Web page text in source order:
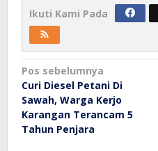
Ikuti Kami Pada
Navigasi
pos
Pos sebelumnya
Curi Diesel Petani Di
Sawah, Warga Kerjo
Karangan Terancam 5
Tahun Penjara